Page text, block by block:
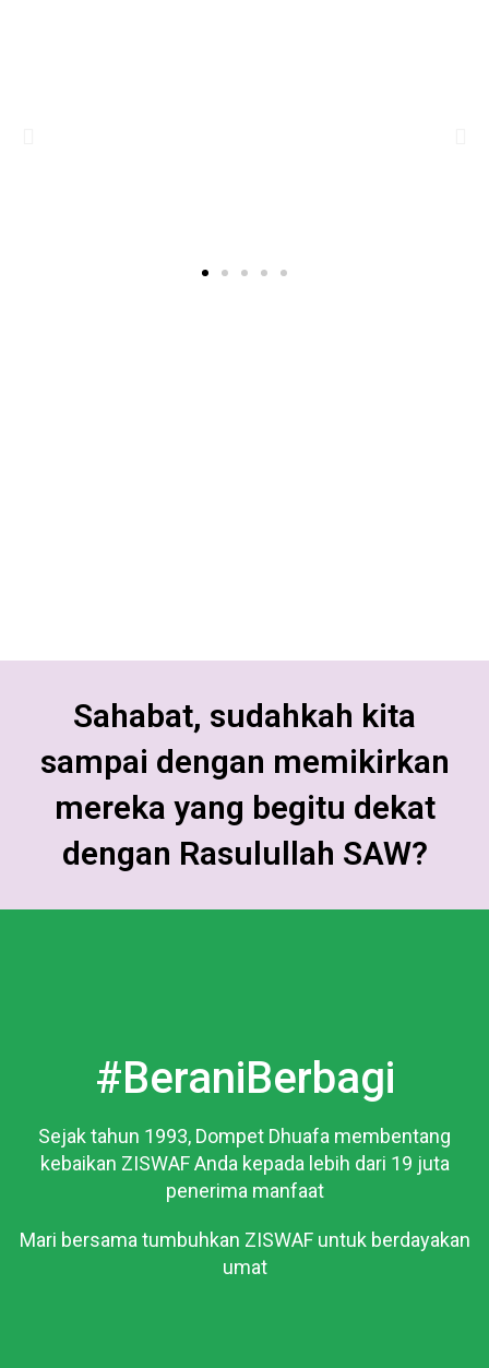
Sahabat, sudahkah kita
sampai dengan memikirkan
mereka yang begitu dekat
dengan Rasulullah SAW?
#BeraniBerbagi
Sejak tahun 1993, Dompet Dhuafa membentang
kebaikan ZISWAF Anda kepada lebih dari 19 juta
penerima manfaat
Mari bersama tumbuhkan ZISWAF untuk berdayakan
umat